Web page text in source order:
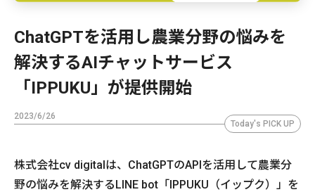
ChatGPTを活用し農業分野の悩みを
解決するAIチャットサービス
「IPPUKU」が提供開始
2023/6/26
Today's PICK UP
株式会社cv digitalは、ChatGPTのAPIを活用して農業分
野の悩みを解決するLINE bot「IPPUKU（イップク）」を